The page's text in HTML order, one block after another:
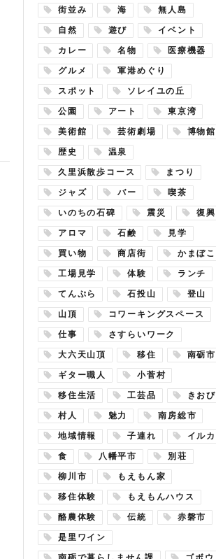
街並み 海 無人島
自然 遊び イベント
カレー 名物 医療機器
グルメ 軍港めぐり
スポット ソレイユの丘
公園 アート 東京湾
美術館 芸術劇場 博物館
歴史 温泉
久里浜散歩コース まつり
ジャズ バー 喫茶
いのちの石碑 震災 復興
アロマ 石鹸 見学
買い物 商店街 かまぼこ
工場見学 体験 ランチ
てんぷら 石投山 登山
山頂 コワーキングスペース
仕事 さすらいワーク
大六天山頂 移住 南砺市
ギター職人 小菅村
移住生活 工芸品 きおび
村人 魅力 南房総市
地域情報 子連れ イルカ
食 八幡平市 別荘
柳川市 もえもん家
移住体験 もえもんハウス
酪農体験 伝統 赤磐市
是里ワイン